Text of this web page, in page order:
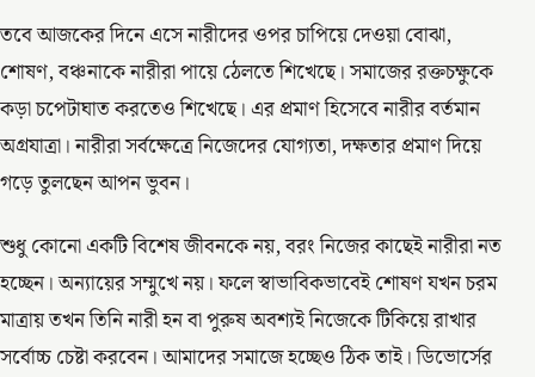
তবে আজকের দিনে এসে নারীদের ওপর চাপিয়ে দেওয়া বোঝা,
শোষণ, বঞ্চনাকে নারীরা পায়ে ঠেলতে শিখেছে। সমাজের রক্তচক্ষুকে
কড়া চপেটাঘাত করতেও শিখেছে। এর প্রমাণ হিসেবে নারীর বর্তমান
অগ্রযাত্রা। নারীরা সর্বক্ষেত্রে নিজেদের যোগ্যতা, দক্ষতার প্রমাণ দিয়ে
গড়ে তুলছেন আপন ভুবন।
শুধু কোনো একটি বিশেষ জীবনকে নয়, বরং নিজের কাছেই নারীরা নত
হচ্ছেন। অন্যায়ের সম্মুখে নয়। ফলে স্বাভাবিকভাবেই শোষণ যখন চরম
মাত্রায় তখন তিনি নারী হন বা পুরুষ অবশ্যই নিজেকে টিকিয়ে রাখার
সর্বোচ্চ চেষ্টা করবেন। আমাদের সমাজে হচ্ছেও ঠিক তাই। ডিভোর্সের